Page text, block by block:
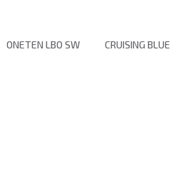
ONETEN LBO SW CRUISING BLUE